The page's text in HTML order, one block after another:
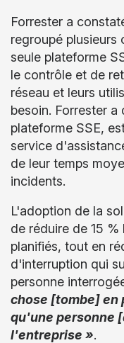
Forrester a
regroupé plusieurs
seule plateforme
le contrôle et de
réseau et leurs
besoin. Forrester
plateforme SSE,
service
de leur temps
incidents.
L'adoption de la
de réduire de 15
planifiés, tout en
d'interruption qui
personne
chose [tombe]
qu'une personne
l'entreprise ».